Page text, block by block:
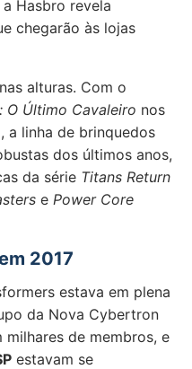
Hasbro revela
chegarão às lojas
alturas. Com o
O Último Cavaleiro nos
a linha de brinquedos
dos últimos anos,
da série Titans Return
e Power Core
2017
estava em plena
da Nova Cybertron
de membros, e
estavam se